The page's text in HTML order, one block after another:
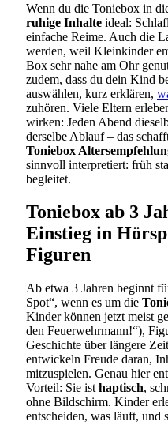
Wenn du die Toniebox in
ruhige Inhalte ideal:
einfache Reime. Auch die
werden, weil Kleinkinder
Box sehr nahe am Ohr
zudem, dass du dein Kind
auswählen, kurz erklären,
zuhören. Viele Eltern
wirken: Jeden Abend
derselbe Ablauf – das
Toniebox
sinnvoll interpretiert: früh
begleitet.
Toniebox ab 3
Einstieg in
Figuren
Ab etwa 3 Jahren beginnt
Spot“, wenn es um die
Kinder können jetzt meist
den Feuerwehrmann!“),
Geschichte über längere
entwickeln Freude daran,
mitzuspielen. Genau hier
Vorteil: Sie ist haptisch,
ohne Bildschirm. Kinder
entscheiden, was läuft, und